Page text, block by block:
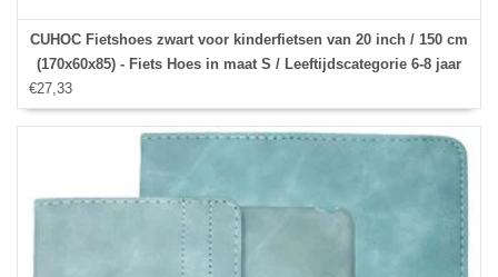
CUHOC Fietshoes zwart voor kinderfietsen van 20 inch / 150 cm
(170x60x85) - Fiets Hoes in maat S / Leeftijdscategorie 6-8 jaar
€27,33